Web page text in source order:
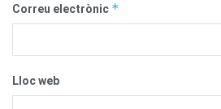
Correu electrònic *
Lloc web